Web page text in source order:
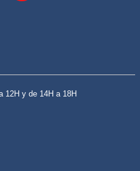
12H y de 14H a 18H